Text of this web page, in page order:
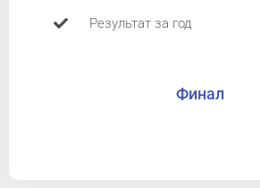
Результат за год
Финал